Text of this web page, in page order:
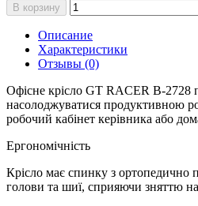
В корзину
Описание
Характеристики
Отзывы (0)
Офісне крісло GT RACER B-2728
насолоджуватися продуктивною
робочий кабінет керівника або
Ергономічність
Крісло має спинку з ортопедично
голови та шиї, сприяючи зняттю